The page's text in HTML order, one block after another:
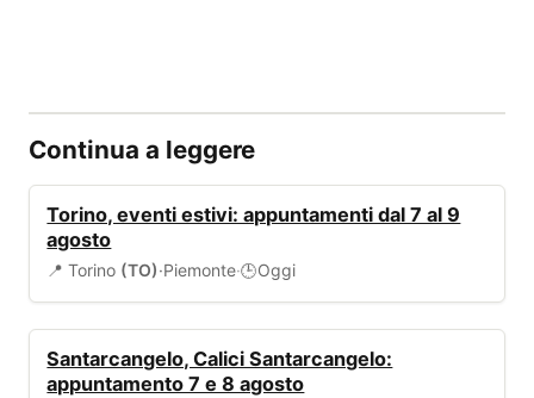
Continua a leggere
Torino, eventi estivi: appuntamenti dal 7 al 9
agosto
📍 Torino (TO)·Piemonte·🕒Oggi
Santarcangelo, Calici Santarcangelo:
appuntamento 7 e 8 agosto